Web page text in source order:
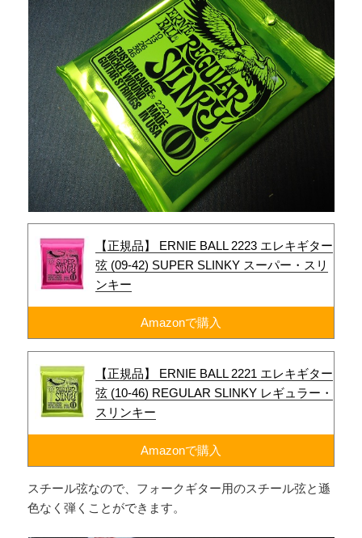
【正規品】 ERNIE BALL 2223 エレキギター
弦 (09-42) SUPER SLINKY スーパー・スリ
ンキー
Amazonで購入
【正規品】 ERNIE BALL 2221 エレキギター
弦 (10-46) REGULAR SLINKY レギュラー・
スリンキー
Amazonで購入
スチール弦なので、フォークギター用のスチール弦と遜
色なく弾くことができます。